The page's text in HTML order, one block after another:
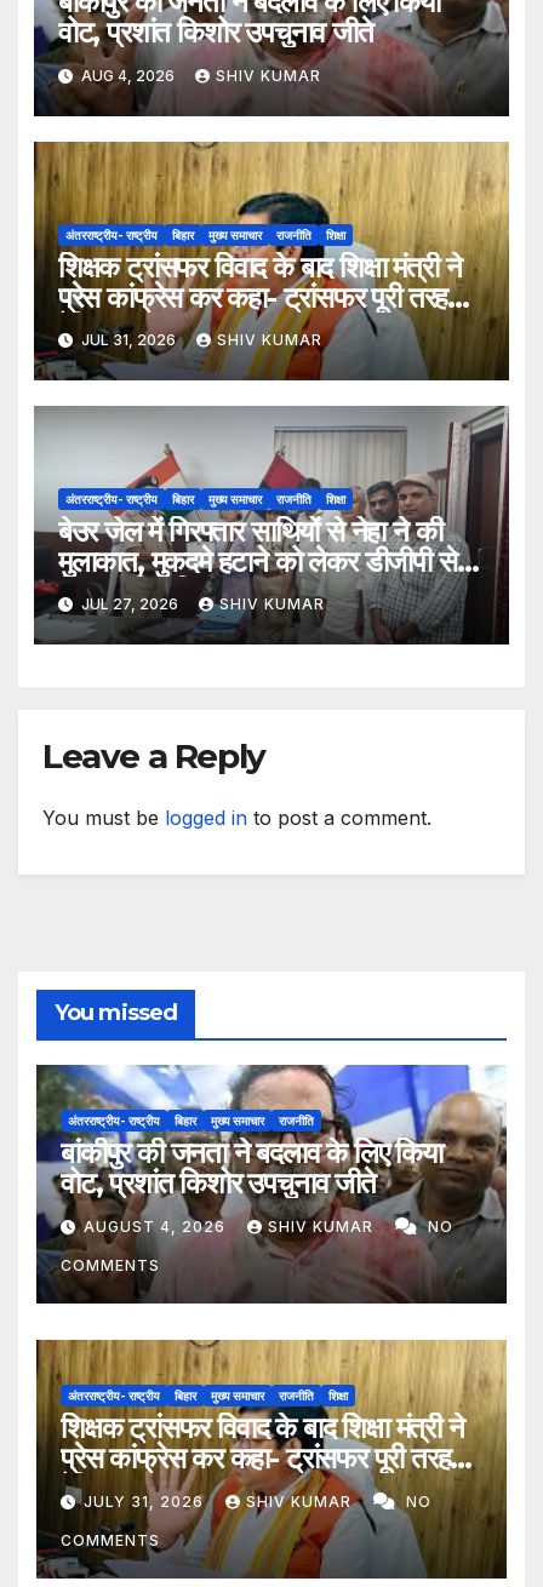
वोट, प्रशांत किशोर उपचुनाव जीते
AUG 4, 2026 SHIV KUMAR
अंतरराष्ट्रीय- राष्ट्रीय बिहार मुख्य समाचार राजनीति शिक्षा
शिक्षक ट्रांसफर विवाद के बाद शिक्षा मंत्री ने
प्रेस कांफ्रेस कर कहा- ट्रांसफर पूरी तरह
ऐच्छिक
JUL 31, 2026 SHIV KUMAR
अंतरराष्ट्रीय- राष्ट्रीय बिहार मुख्य समाचार राजनीति शिक्षा
बेउर जेल में गिरफ्तार साथियों से नेहा ने की
मुलाकात, मुकदमे हटाने को लेकर डीजीपी से
मिला प्रतिनिधिमंडल
JUL 27, 2026 SHIV KUMAR
Leave a Reply
You must be logged in to post a comment.
You missed
अंतरराष्ट्रीय- राष्ट्रीय बिहार मुख्य समाचार राजनीति
बांकीपुर की जनता ने बदलाव के लिए किया
वोट, प्रशांत किशोर उपचुनाव जीते
AUGUST 4, 2026 SHIV KUMAR NO
COMMENTS
अंतरराष्ट्रीय- राष्ट्रीय बिहार मुख्य समाचार राजनीति शिक्षा
शिक्षक ट्रांसफर विवाद के बाद शिक्षा मंत्री ने
प्रेस कांफ्रेस कर कहा- ट्रांसफर पूरी तरह
ऐच्छिक
JULY 31, 2026 SHIV KUMAR NO
COMMENTS